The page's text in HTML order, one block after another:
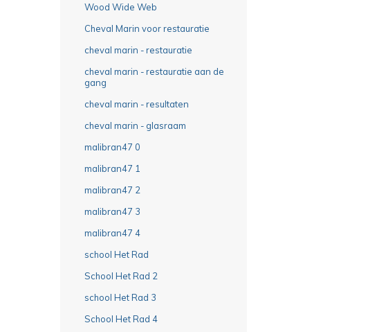
Wood Wide Web
Cheval Marin voor restauratie
cheval marin - restauratie
cheval marin - restauratie aan de
gang
cheval marin - resultaten
cheval marin - glasraam
malibran47 0
malibran47 1
malibran47 2
malibran47 3
malibran47 4
school Het Rad
School Het Rad 2
school Het Rad 3
School Het Rad 4